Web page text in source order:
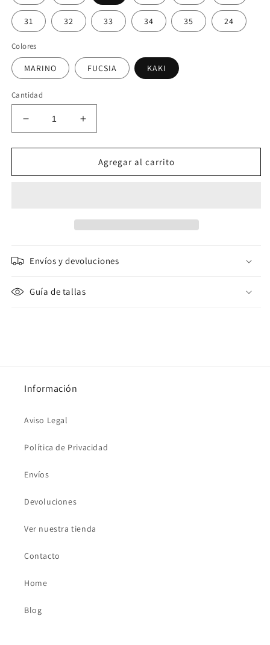
31 32 33 34 35 24
Colores
MARINO FUCSIA KAKI
Cantidad
Reducir
cantidad
para
infantil
Aumentar
cantidad
para
Sandalia
infantil
Agregar al carrito
Envíos y devoluciones
Guía de tallas
Información
Aviso Legal
Política de Privacidad
Envíos
Devoluciones
Ver nuestra tienda
Contacto
Home
Blog